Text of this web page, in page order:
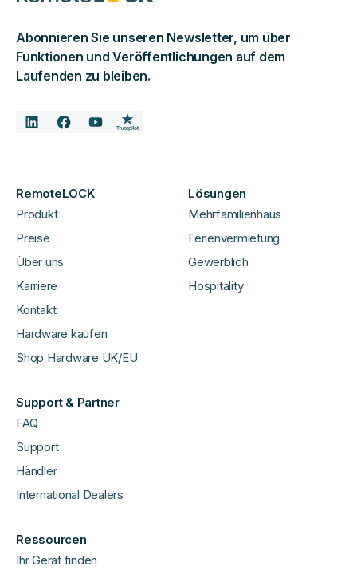
Abonnieren Sie unseren Newsletter, um über
Funktionen und Veröffentlichungen auf dem
Laufenden zu bleiben.
RemoteLOCK
Produkt
Preise
Über uns
Karriere
Kontakt
Hardware kaufen
Shop Hardware UK/EU
Lösungen
Mehrfamilienhaus
Ferienvermietung
Gewerblich
Hospitality
Support & Partner
FAQ
Support
Händler
International Dealers
Ressourcen
Ihr Gerät finden